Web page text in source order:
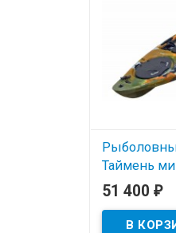
Таймень
В наличии
51 400₽